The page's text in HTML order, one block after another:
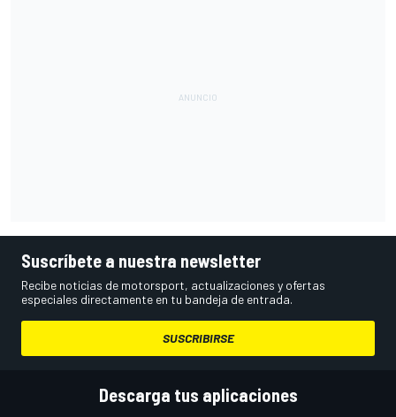
Suscríbete a nuestra newsletter
Recibe noticias de motorsport, actualizaciones y ofertas
especiales directamente en tu bandeja de entrada.
SUSCRIBIRSE
Descarga tus aplicaciones